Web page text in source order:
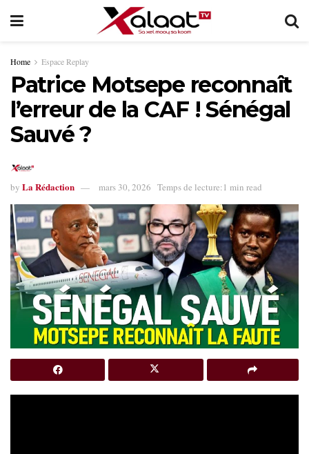
Home Espace Replay
Patrice Motsepe reconnaît
l’erreur de la CAF ! Sénégal
Sauvé ?
by La Rédaction mars 30, 2026 Temps de lecture:1 min read